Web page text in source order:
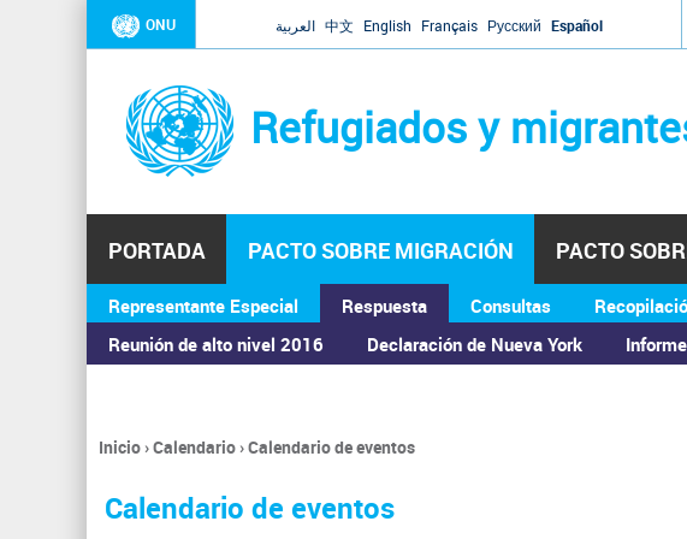
ONU العربية 中文 English Français Русский Español
Refugiados y
PORTADA PACTO SOBRE MIGRACIÓN
Representante Especial
Respuesta
Reunión de alto nivel 2016
Declaración de Nueva York
Consultas
PACTO
ASAMBLEA GENERAL
Se
encuentra
usted
Inicio›Calendario›Calendario de eventos
Calendario de eventos